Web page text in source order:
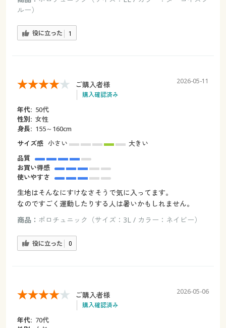
ルー）
役に立った 1
ご購入者様
購入確認済み
2026-05-11
年代: 50代
性別: 女性
身長: 155～160cm
サイズ感 小さい
大きい
品質
お買い得感
使いやすさ
生地はそんなにすけなさそうで気に入ってます。
なのですごく運動したりする人は暑いかもしれません。
商品： ポロチュニック（サイズ：3L / カラー：ネイビー）
役に立った 0
ご購入者様
購入確認済み
2026-05-06
年代: 70代